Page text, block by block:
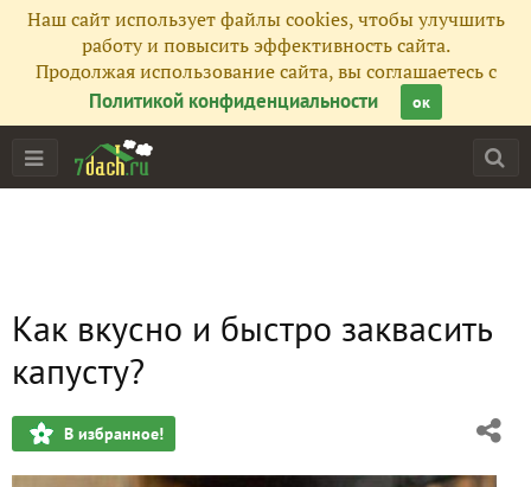
Наш сайт использует файлы cookies, чтобы улучшить
работу и повысить эффективность сайта.
Продолжая использование сайта, вы соглашаетесь с
Политикой конфиденциальности
ок
Как вкусно и быстро заквасить
капусту?
В избранное!